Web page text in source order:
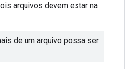
arquivos devem estar na
de um arquivo possa ser